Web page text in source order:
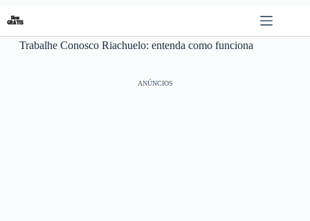
para
o
conteúdoTrabalhe Conosco Riachuelo: entenda como funciona
ANÚNCIOS